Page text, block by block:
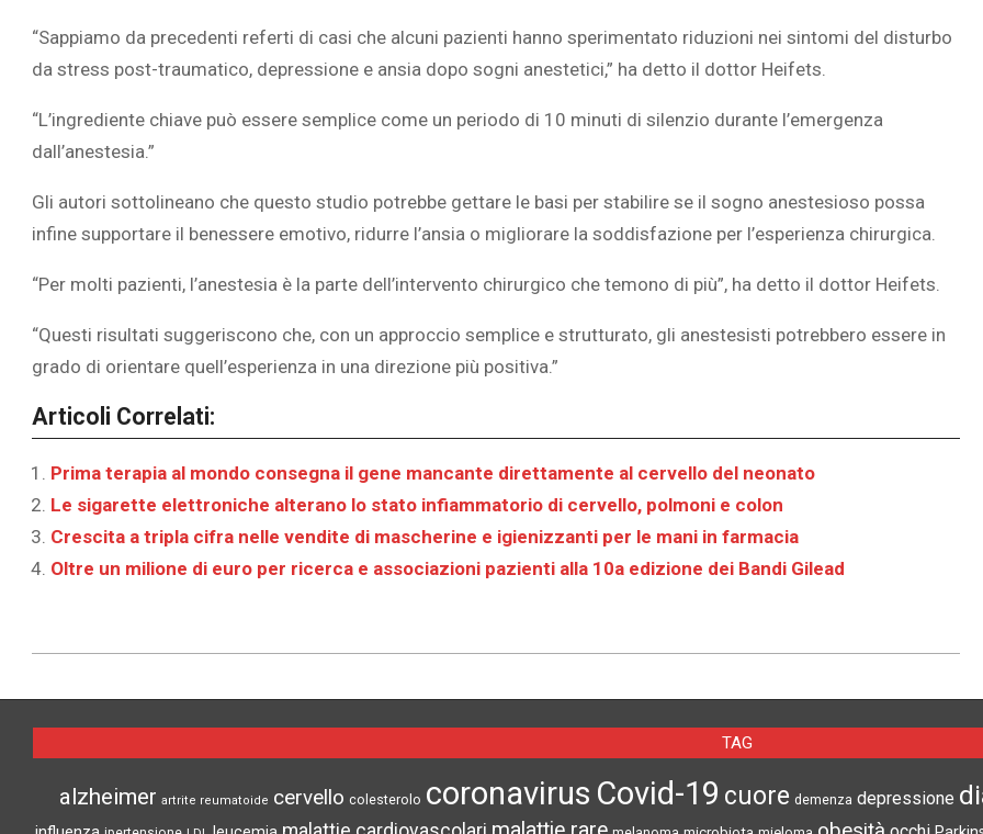
“Sappiamo da precedenti referti di casi che alcuni pazienti hanno sperimentato riduzioni nei sintomi del disturbo
da stress post-traumatico, depressione e ansia dopo sogni anestetici,” ha detto il dottor Heifets.
“L’ingrediente chiave può essere semplice come un periodo di 10 minuti di silenzio durante l’emergenza
dall’anestesia.”
Gli autori sottolineano che questo studio potrebbe gettare le basi per stabilire se il sogno anestesioso possa
infine supportare il benessere emotivo, ridurre l’ansia o migliorare la soddisfazione per l’esperienza chirurgica.
“Per molti pazienti, l’anestesia è la parte dell’intervento chirurgico che temono di più”, ha detto il dottor Heifets.
“Questi risultati suggeriscono che, con un approccio semplice e strutturato, gli anestesisti potrebbero essere in
grado di orientare quell’esperienza in una direzione più positiva.”
Articoli Correlati:
Prima terapia al mondo consegna il gene mancante direttamente al cervello del neonato
Le sigarette elettroniche alterano lo stato infiammatorio di cervello, polmoni e colon‎
Crescita a tripla cifra nelle vendite di mascherine e igienizzanti per le mani in farmacia
Oltre un milione di euro per ricerca e associazioni pazienti alla 10a edizione dei Bandi Gilead
TAG
alzheimer artrite reumatoide cervello colesterolo coronavirus Covid-19 cuore demenza depressione